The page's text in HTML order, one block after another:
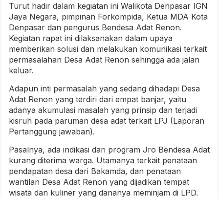
Turut hadir dalam kegiatan ini Walikota Denpasar IGN
Jaya Negara, pimpinan Forkompida, Ketua MDA Kota
Denpasar dan pengurus Bendesa Adat Renon.
Kegiatan rapat ini dilaksanakan dalam upaya
memberikan solusi dan melakukan komunikasi terkait
permasalahan Desa Adat Renon sehingga ada jalan
keluar.
Adapun inti permasalah yang sedang dihadapi Desa
Adat Renon yang terdiri dari empat banjar, yaitu
adanya akumulasi masalah yang prinsip dan terjadi
kisruh pada paruman desa adat terkait LPJ (Laporan
Pertanggung jawaban).
Pasalnya, ada indikasi dari program Jro Bendesa Adat
kurang diterima warga. Utamanya terkait penataan
pendapatan desa dari Bakamda, dan penataan
wantilan Desa Adat Renon yang dijadikan tempat
wisata dan kuliner yang dananya meminjam di LPD.